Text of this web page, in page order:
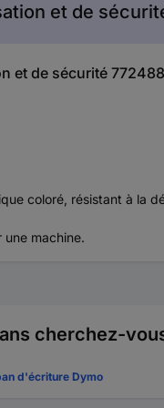
et de
et de sécurité
coloré, résistant à la
machine.
cherchez-
d'écriture Dymo